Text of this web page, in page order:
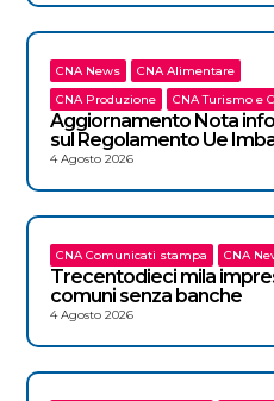
CNA News
CNA Alimentare
CNA Produzione
CNA Turismo e
Aggiornamento Nota
sul Regolamento Ue
4 Agosto 2026
CNA Comunicati stampa CNA
Trecentodieci mila
comuni senza banche
4 Agosto 2026